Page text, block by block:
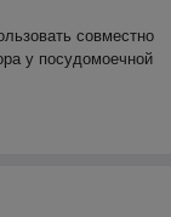
совместно
у посудомоечной